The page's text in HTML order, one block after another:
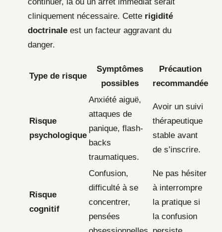
cliniquement nécessaire. Cette rigidité
doctrinale est un facteur aggravant du
danger.
Type de risque
Symptômes
possibles
Précaution
recommandée
Risque
psychologique
Anxiété aiguë,
attaques de
panique, flash-
backs
traumatiques.
Avoir un suivi
thérapeutique
stable avant
de s’inscrire.
Risque
cognitif
Confusion,
difficulté à se
concentrer,
pensées
Ne pas hésiter
à interrompre
la pratique si
la confusion